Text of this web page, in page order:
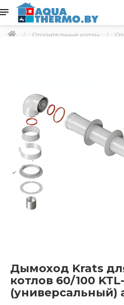
Дымоход Krats
котлов 60/100
(универсальный)
Отопительные котлы